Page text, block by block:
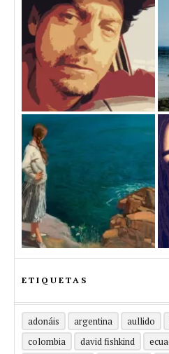
ETIQUETAS
adonáis argentina aullido
colombia
david fishkind